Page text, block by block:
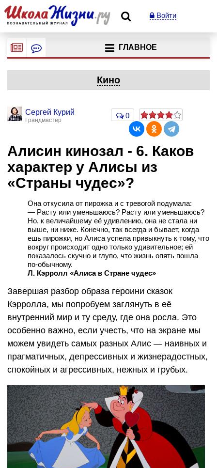
Войти
ГЛАВНОЕ
Кино
Сергей Курий
Грандмастер
0
Алисин кинозал - 6. Каков
характер у Алисы из
«Страны чудес»?
Она откусила от пирожка и с тревогой подумала:
— Расту или уменьшаюсь? Расту или уменьшаюсь?
Но, к величайшему её удивлению, она не стала ни
выше, ни ниже. Конечно, так всегда и бывает, когда
ешь пирожки, но Алиса успела привыкнуть к тому, что
вокруг происходит одно только удивительное; ей
показалось скучно и глупо, что жизнь опять пошла
по-обычному.
Л. Кэрролл «Алиса в Стране чудес»
Завершая разбор образа героини сказок
Кэрролла, мы попробуем заглянуть в её
внутренний мир и ту среду, где она росла. Это
особенно важно, если учесть, что на экране мы
можем увидеть самых разных Алис — наивных и
прагматичных, депрессивных и жизнерадостных,
спокойных и агрессивных, нежных и грубых.